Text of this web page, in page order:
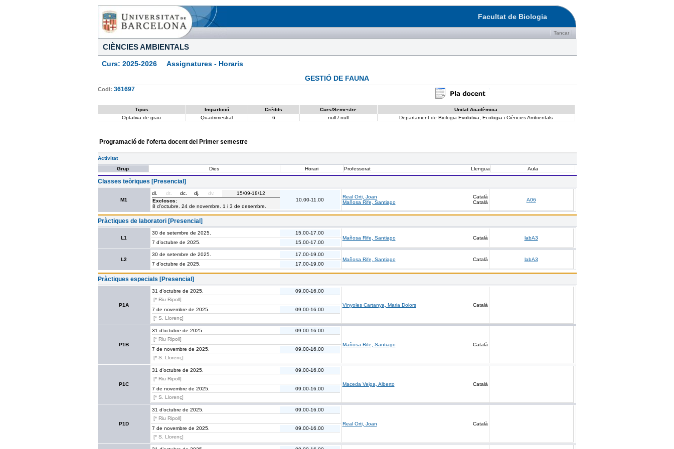
Facultat de Biologia
Tancar
CIÈNCIES AMBIENTALS
Curs: 2025-2026 Assignatures - Horaris
GESTIÓ DE FAUNA
Codi: 361697
Tipus Impartició Crédits Curs/Semestre
Unitat Acadèmica
Optativa de grau
Quadrimestral 6 null / null Departament de Biologia Evolutiva, Ecologia i Ciències Ambientals
Programació de l'oferta docent del Primer semestre
Activitat
Grup
Dies Horari Professorat Llengua Aula
Classes teòriques [Presencial]
M1
dl. dt. dc. dj. dv.
15/09-18/12
Exclosos:
8 d’octubre. 24 de novembre. 1 i 3 de desembre.
10.00-11.00
Real Orti, Joan
Català
Mañosa Rife, Santiago
Català A06
Pràctiques de laboratori [Presencial]
L1
30 de setembre de 2025.
15.00-17.00
Mañosa Rife, Santiago
Català
labA3
7 d’octubre de 2025.
15.00-17.00
L2
30 de setembre de 2025.
17.00-19.00
Mañosa Rife, Santiago
Català
labA3
7 d’octubre de 2025.
17.00-19.00
Pràctiques especials [Presencial]
P1A
31 d’octubre de 2025.
09.00-16.00
[* Riu Ripoll]
Vinyoles Cartanya, Maria Dolors
Català
7 de novembre de 2025.
09.00-16.00
[* S. Llorenç]
P1B
31 d’octubre de 2025.
09.00-16.00
[* Riu Ripoll]
Mañosa Rife, Santiago
Català
7 de novembre de 2025.
09.00-16.00
[* S. Llorenç]
P1C
31 d’octubre de 2025.
09.00-16.00
[* Riu Ripoll]
Maceda Veiga, Alberto
Català
7 de novembre de 2025.
09.00-16.00
[* S. Llorenç]
P1D
31 d’octubre de 2025.
09.00-16.00
[* Riu Ripoll]
Real Orti, Joan
Català
7 de novembre de 2025.
09.00-16.00
[* S. Llorenç]